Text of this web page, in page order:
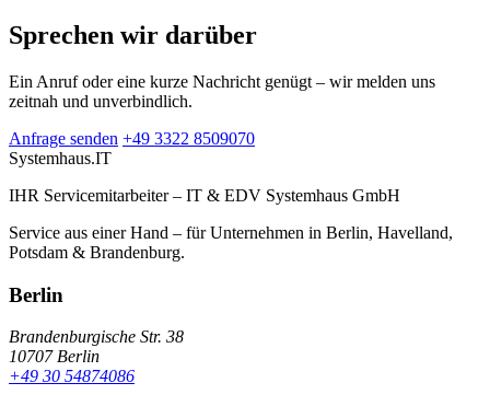
Sprechen wir darüber
Ein Anruf oder eine kurze Nachricht genügt – wir melden uns
zeitnah und unverbindlich.
Anfrage senden +49 3322 8509070
Systemhaus.IT
IHR Servicemitarbeiter – IT & EDV Systemhaus GmbH
Service aus einer Hand – für Unternehmen in Berlin, Havelland,
Potsdam & Brandenburg.
Berlin
Brandenburgische Str. 38
10707 Berlin
+49 30 54874086